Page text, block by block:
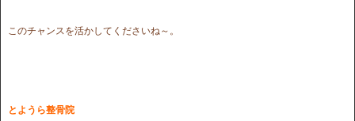
このチャンスを活かしてくださいね～。
とようら整骨院